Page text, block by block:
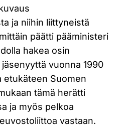
ja niihin liittyneistä
päätti pääministeri
hakea osin
vuonna 1990
etukäteen Suomen
tämä herätti
ja myös pelkoa
vastaan.